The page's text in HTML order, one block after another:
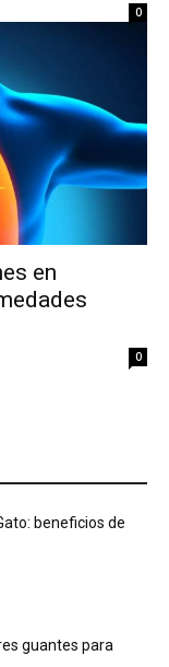
0
en
0
beneficios de
guantes para